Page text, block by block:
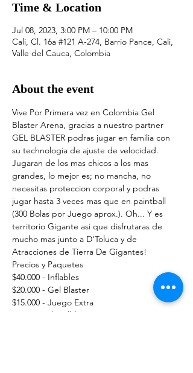
Time & Location
Jul 08, 2023, 3:00 PM – 10:00 PM
Cali, Cl. 16a #121 A-274, Barrio Pance, Cali,
Valle del Cauca, Colombia
About the event
Vive Por Primera vez en Colombia Gel
Blaster Arena, gracias a nuestro partner
GEL BLASTER podras jugar en familia con
su technologia de ajuste de velocidad.
Jugaran de los mas chicos a los mas
grandes, lo mejor es; no mancha, no
necesitas proteccion corporal y podras
jugar hasta 3 veces mas que en paintball
(300 Bolas por Juego aprox.). Oh... Y es
territorio Gigante asi que disfrutaras de
mucho mas junto a D'Toluca y de
Atracciones de Tierra De Gigantes!
Precios y Paquetes
$40.000 - Inflables
$20.000 - Gel Blaster
$15.000 - Juego Extra
Paquete Play all $60.000